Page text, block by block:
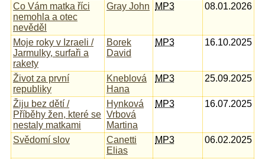
Co Vám matka říci
nemohla a otec
nevěděl
Gray John MP3 08.01.2026
Moje roky v Izraeli /
Jarmulky, surfaři a
rakety
Borek
David
MP3 16.10.2025
Život za první
republiky
Kneblová
Hana
MP3 25.09.2025
Žiju bez dětí /
Příběhy žen, které se
nestaly matkami
Hynková
Vrbová
Martina
MP3 16.07.2025
Svědomí slov
Canetti
Elias
MP3 06.02.2025